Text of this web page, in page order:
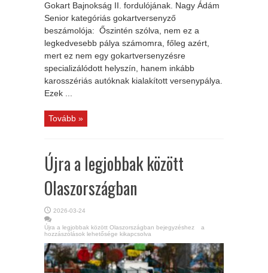
Gokart Bajnokság II. fordulójának. Nagy Ádám
Senior kategóriás gokartversenyző
beszámolója: Őszintén szólva, nem ez a
legkedvesebb pálya számomra, főleg azért,
mert ez nem egy gokartversenyzésre
specializálódott helyszín, hanem inkább
karosszériás autóknak kialakított versenypálya.
Ezek ...
Tovább »
Újra a legjobbak között
Olaszországban
2026-03-24
Újra a legjobbak között Olaszországban bejegyzéshez
a
hozzászólások lehetősége kikapcsolva